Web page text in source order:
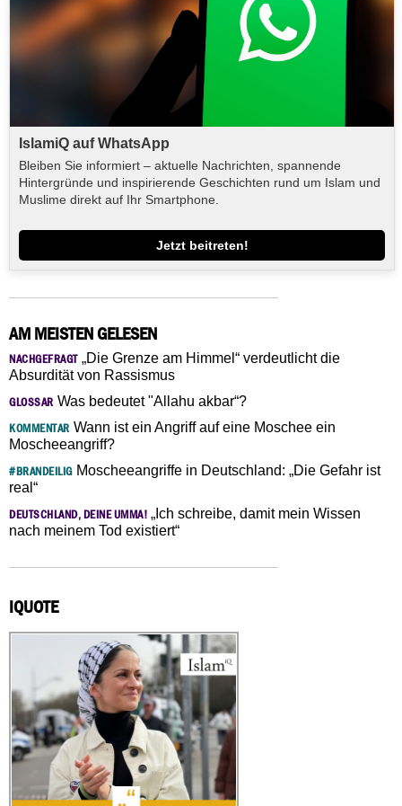
IslamiQ auf WhatsApp
Bleiben Sie informiert – aktuelle Nachrichten, spannende
Hintergründe und inspirierende Geschichten rund um Islam und
Muslime direkt auf Ihr Smartphone.
Jetzt beitreten!
AM MEISTEN GELESEN
NACHGEFRAGT„Die Grenze am Himmel“ verdeutlicht die
Absurdität von Rassismus
GLOSSAR Was bedeutet "Allahu akbar“?
KOMMENTAR Wann ist ein Angriff auf eine Moschee ein
Moscheeangriff?
#BRANDEILIGMoscheeangriffe in Deutschland: „Die Gefahr ist
real“
DEUTSCHLAND, DEINE UMMA! „Ich schreibe, damit mein Wissen
nach meinem Tod existiert“
IQUOTE